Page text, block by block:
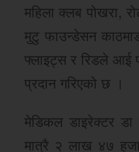
महिला क्लब पोखरा,
मुटु फाउन्डेसन
फ्लाइट्स र रिडले आई
प्रदान गरिएको छ ।
मेडिकल डाइरेक्टर
मात्रै २ लाख ४७